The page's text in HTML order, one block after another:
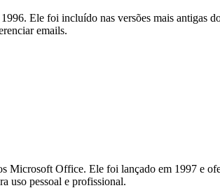
Ele foi incluído nas versões mais antigas
emails.
Office. Ele foi lançado em 1997 e
uso pessoal e profissional.